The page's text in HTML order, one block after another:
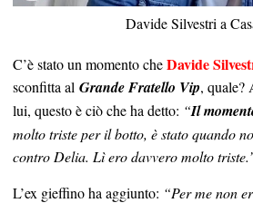
Davide Silvestri a
C’è stato un momento cheDavide
sconfitta al Grande Fratello Vip, quale?
lui, questo è ciò che ha detto: “Il
molto triste per il botto, è stato quando
contro Delia. Lì ero davvero molto
L’ex gieffino ha aggiunto: “Per me non